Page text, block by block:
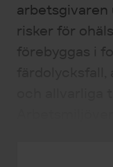
arbetsgivaren
risker för
förebyggas i